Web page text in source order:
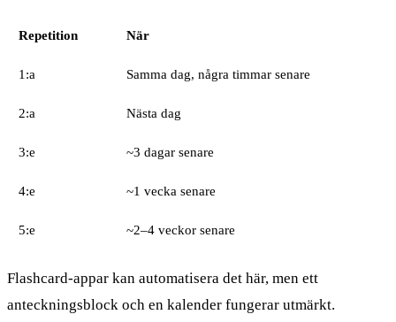
Repetition När
1:a Samma dag, några timmar senare
2:a Nästa dag
3:e ~3 dagar senare
4:e ~1 vecka senare
5:e ~2–4 veckor senare
Flashcard-appar kan automatisera det här, men ett
anteckningsblock och en kalender fungerar utmärkt.